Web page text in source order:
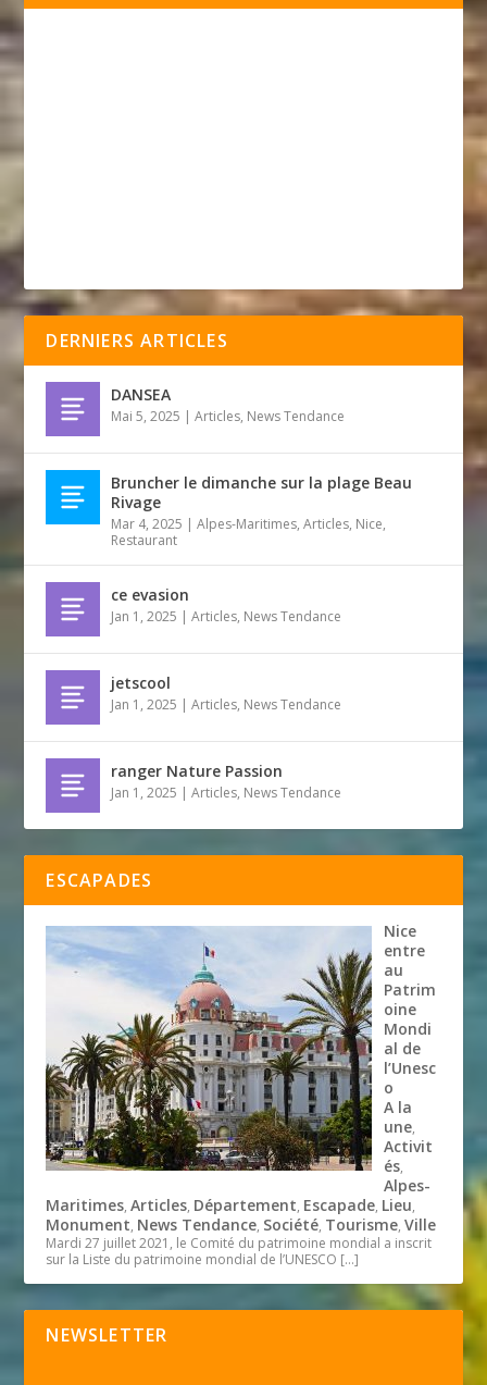
DERNIERS ARTICLES
DANSEA
Mai 5, 2025 |Articles, News Tendance
Bruncher le dimanche sur la plage Beau
Rivage
Mar 4, 2025 |Alpes-Maritimes,Articles, Nice,
Restaurant
ce evasion
Jan 1, 2025 |Articles, News Tendance
jetscool
Jan 1, 2025 |Articles, News Tendance
ranger Nature Passion
Jan 1, 2025 |Articles, News Tendance
ESCAPADES
Nice
entre
au
Patrim
oine
Mondi
al de
l’Unesc
o
A la
une,
Activit
és,
Alpes-
Maritimes,Articles, Département, Escapade, Lieu,
Monument, News Tendance, Société, Tourisme,Ville
Mardi 27 juillet 2021, le Comité du patrimoine mondial a inscrit
sur la Liste du patrimoine mondial de l’UNESCO […]
NEWSLETTER